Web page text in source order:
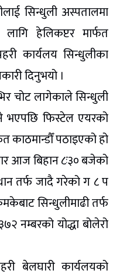
सिन्धुली अस्पतालमा
हेलिकप्टर मार्फत
कार्यलय सिन्धुलीका
दिनुभयो ।
चोट लागेकाले सिन्धुली
भएपछि फिस्टेल एयरको
काठमान्डौँ पठाइएको हो
आज बिहान ८ः३० बजेको
तर्फ जादै गरेको ग ८ प
सिन्धुलीमाढी तर्फ
नम्बरको योद्धा बोलेरो
बेलघारी कार्यलयको